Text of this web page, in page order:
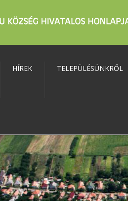
HÍREK TELEPÜLÉSÜNKRŐL